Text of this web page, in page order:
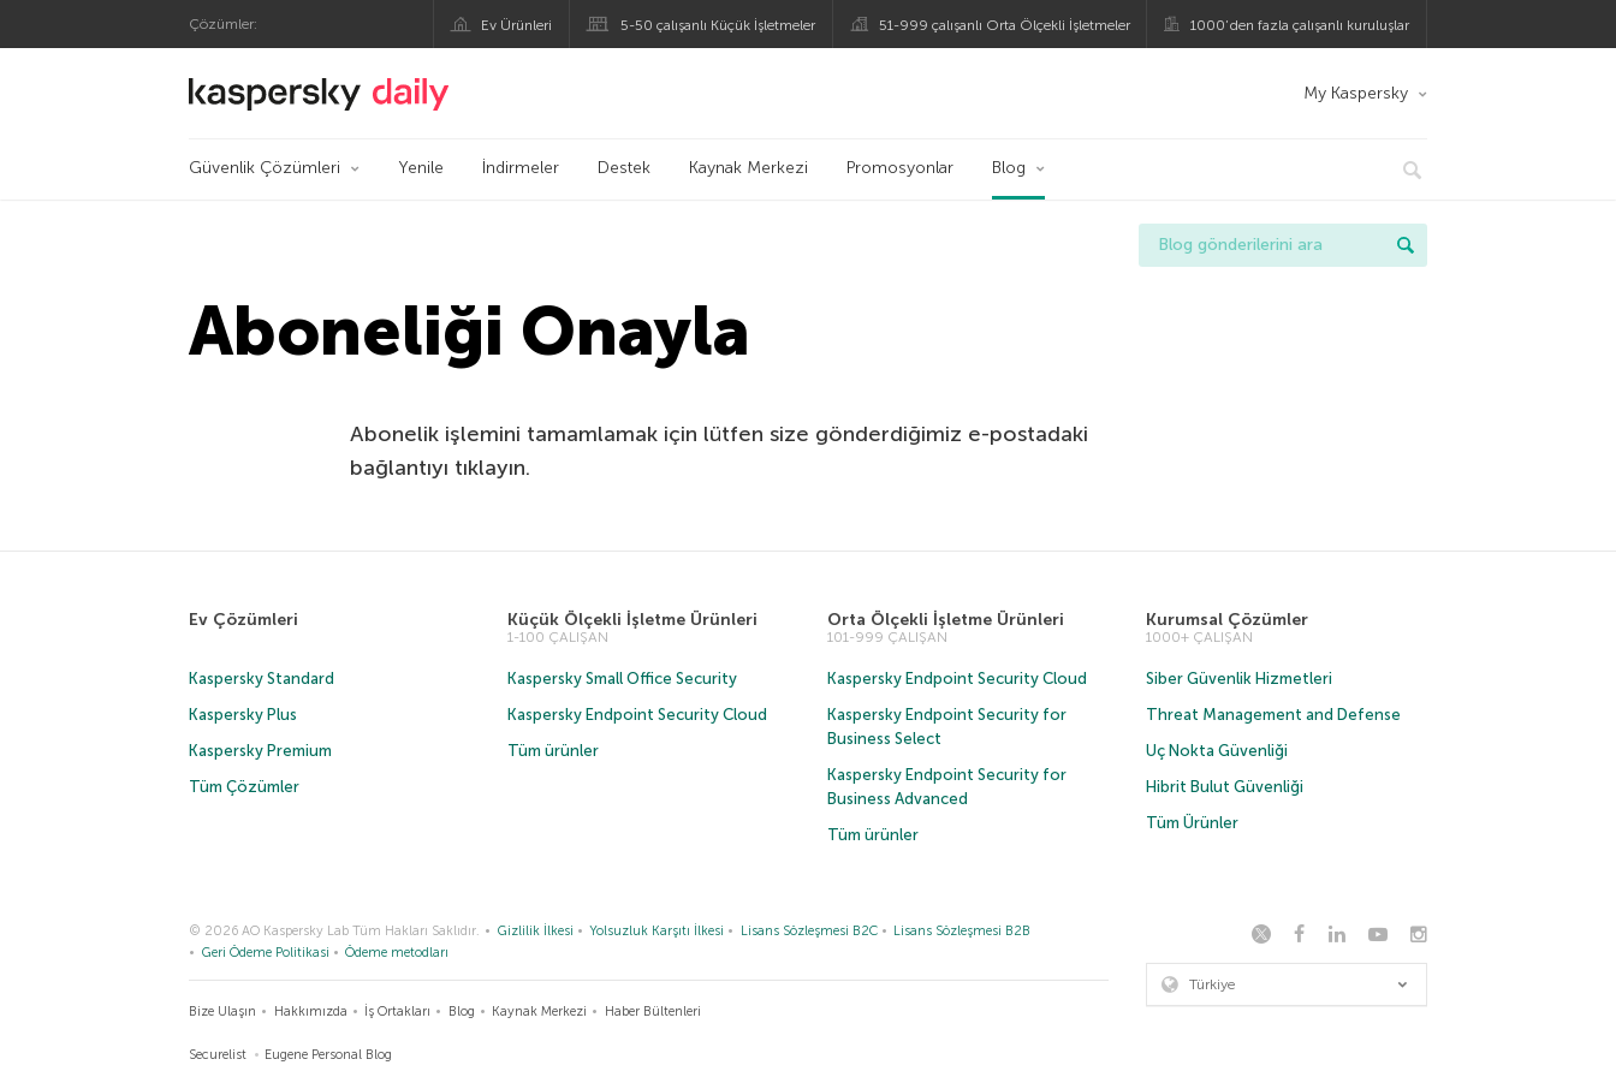
Çözümler: Ev Ürünleri 5-50 çalışanlı Küçük İşletmeler 51-999 çalışanlı Orta Ölçekli İşletmeler 1000’den fazla çalışanlı kuruluşlar
Kaspersky Resmi Blogu My Kaspersky
Güvenlik Çözümleri Yenile İndirmeler Destek Kaynak Merkezi Promosyonlar Blog
Aboneliği Onayla
Abonelik işlemini tamamlamak için lütfen size gönderdiğimiz e-postadaki
bağlantıyı tıklayın.
Ev Çözümleri
Kaspersky Standard
Kaspersky Plus
Kaspersky Premium
Tüm Çözümler
Küçük Ölçekli İşletme Ürünleri
1-100 ÇALIŞAN
Kaspersky Small Office Security
Kaspersky Endpoint Security Cloud
Tüm ürünler
Orta Ölçekli İşletme Ürünleri
101-999 ÇALIŞAN
Kaspersky Endpoint Security Cloud
Kaspersky Endpoint Security for
Business Select
Kaspersky Endpoint Security for
Business Advanced
Tüm ürünler
Kurumsal Çözümler
1000+ ÇALIŞAN
Siber Güvenlik Hizmetleri
Threat Management and Defense
Uç Nokta Güvenliği
Hibrit Bulut Güvenliği
Tüm Ürünler
© 2026 AO Kaspersky Lab Tüm Hakları Saklıdır. Gizlilik İlkesi Yolsuzluk Karşıtı İlkesi Lisans Sözleşmesi B2C
Lisans Sözleşmesi B2B
Geri Ödeme Politikasi
Ödeme metodları
Bize Ulaşın Hakkımızda İş Ortakları Blog Kaynak Merkezi Haber Bültenleri
Securelist Eugene Personal Blog
Türkiye